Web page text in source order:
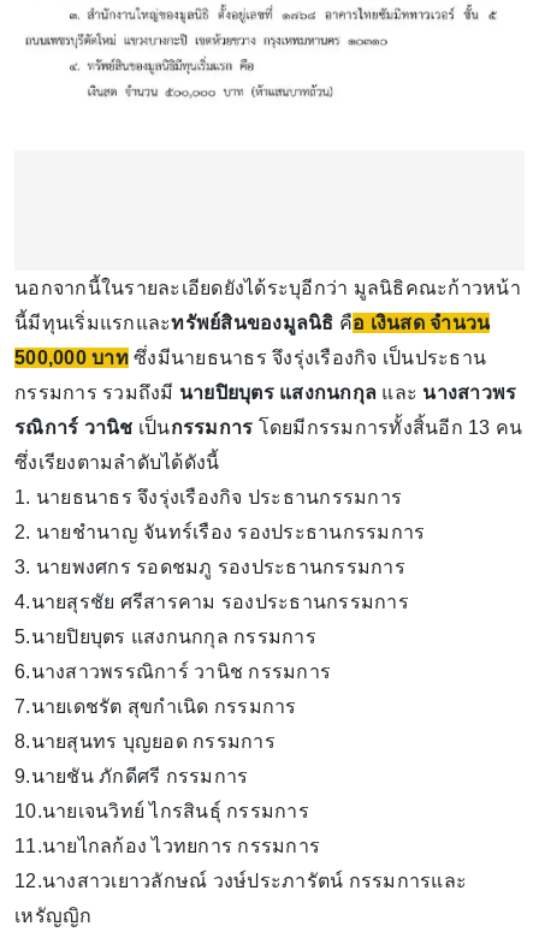
นอกจากนี้ในรายละเอียดยังได้ระบุอีกว่า มูลนิธิคณะก้าวหน้า
นี้มีทุนเริ่มแรกและทรัพย์สินของมูลนิธิ คือ เงินสด จํานวน
500,000 บาทซึ่งมีนายธนาธร จึงรุ่งเรืองกิจ เป็นประธาน
กรรมการ รวมถึงมี นายปิยบุตร แสงกนกกุล และ นางสาวพร
รณิการ์ วานิช เป็นกรรมการ โดยมีกรรมการทั้งสิ้นอีก 13 คน
ซึ่งเรียงตามลำดับได้ดังนี้
1. นายธนาธร จึงรุ่งเรืองกิจ ประธานกรรมการ
2. นายชํานาญ จันทร์เรือง รองประธานกรรมการ
3. นายพงศกร รอดชมภู รองประธานกรรมการ
4.นายสุรชัย ศรีสารคาม รองประธานกรรมการ
5.นายปิยบุตร แสงกนกกุล กรรมการ
6.นางสาวพรรณิการ์ วานิช กรรมการ
7.นายเดชรัต สุขกําเนิด กรรมการ
8.นายสุนทร บุญยอด กรรมการ
9.นายชัน ภักดีศรี กรรมการ
10.นายเจนวิทย์ ไกรสินธุ์ กรรมการ
11.นายไกลก้อง ไวทยการ กรรมการ
12.นางสาวเยาวลักษณ์ วงษ์ประภารัตน์ กรรมการและ
เหรัญญิก